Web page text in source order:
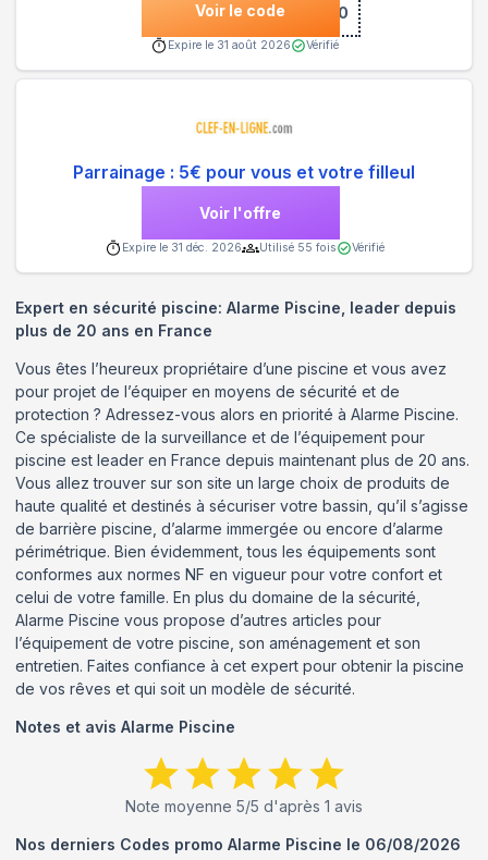
Voir le code ***M20
Expire le 31 août 2026 Vérifié
Parrainage : 5€ pour vous et votre filleul
Voir l'offre
Expire le 31 déc. 2026 Utilisé 55 fois Vérifié
Expert en sécurité piscine: Alarme Piscine, leader depuis
plus de 20 ans en France
Vous êtes l’heureux propriétaire d’une piscine et vous avez
pour projet de l’équiper en moyens de sécurité et de
protection ? Adressez-vous alors en priorité à Alarme Piscine.
Ce spécialiste de la surveillance et de l’équipement pour
piscine est leader en France depuis maintenant plus de 20 ans.
Vous allez trouver sur son site un large choix de produits de
haute qualité et destinés à sécuriser votre bassin, qu’il s’agisse
de barrière piscine, d’alarme immergée ou encore d’alarme
périmétrique. Bien évidemment, tous les équipements sont
conformes aux normes NF en vigueur pour votre confort et
celui de votre famille. En plus du domaine de la sécurité,
Alarme Piscine vous propose d’autres articles pour
l’équipement de votre piscine, son aménagement et son
entretien. Faites confiance à cet expert pour obtenir la piscine
de vos rêves et qui soit un modèle de sécurité.
Notes et avis Alarme Piscine
Note moyenne 5/5 d'après 1 avis
Nos derniers Codes promo Alarme Piscine le 06/08/2026